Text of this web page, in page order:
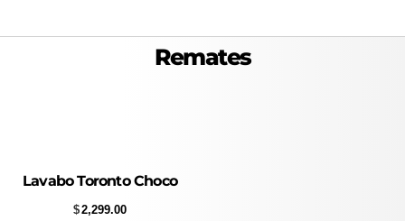
Remates
Lavabo Toronto Choco
$2,299.00